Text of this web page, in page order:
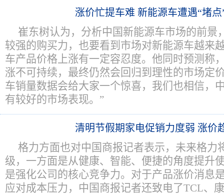
涨价忙提车难 新能源车遭遇“堵点
崔东树认为，分析中国新能源车市场的前景
较强的购买力，也要看到市场对新能源车越来
车产品价格上涨有一定容忍度。他同时预测称
涨不可持续，最终仍然会回归到理性的市场定
车销量数据会给大家一个惊喜，我们也相信，
有较好的市场表现。”
清明节假期家电促销力度弱 涨价
格力方面也对中国商报记者表示，未来格力
级，一方面是从健康、智能、便捷的角度提升
是强化公司的核心竞争力。对于产品涨价消息
应对成本压力，中国商报记者还致电了TCL、